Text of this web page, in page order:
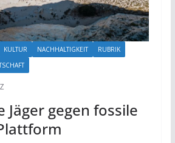
KULTUR NACHHALTIGKEIT
RUBRIK
Jäger gegen fossile